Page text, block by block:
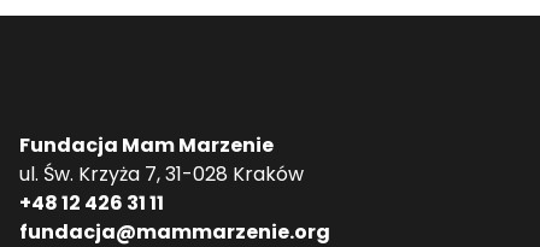
Fundacja Mam Marzenie
ul. Św. Krzyża 7, 31-028 Kraków
+48 12 426 31 11
fundacja@mammarzenie.org